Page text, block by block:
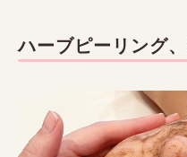
ハーブピーリング